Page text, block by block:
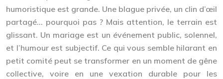
humoristique est grande. Une blague privée, un clin d’œil
partagé… pourquoi pas ? Mais attention, le terrain est
glissant. Un mariage est un événement public, solennel,
et l’humour est subjectif. Ce qui vous semble hilarant en
petit comité peut se transformer en un moment de gêne
collective, voire en une vexation durable pour les